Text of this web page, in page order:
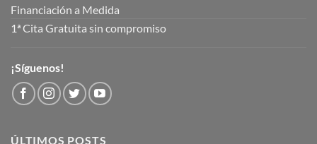
Financiación a Medida
1ª Cita Gratuita sin compromiso
¡Síguenos!
ÚLTIMOS POSTS